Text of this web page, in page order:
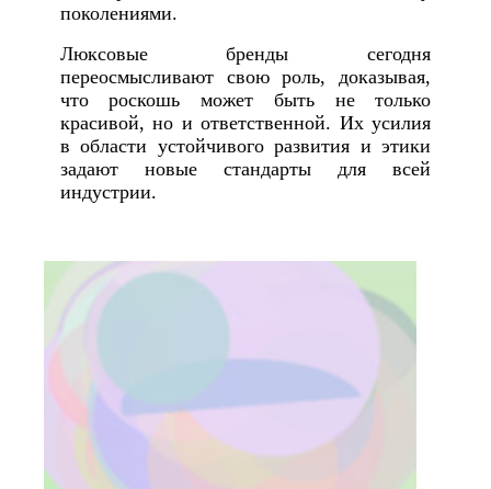
поколениями.
Люксовые бренды сегодня
переосмысливают свою роль, доказывая,
что роскошь может быть не только
красивой, но и ответственной. Их усилия
в области устойчивого развития и этики
задают новые стандарты для всей
индустрии.